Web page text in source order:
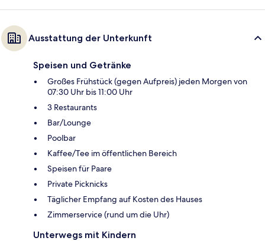
Ausstattung der Unterkunft
Speisen und Getränke
Großes Frühstück (gegen Aufpreis) jeden Morgen von
07:30 Uhr bis 11:00 Uhr
3 Restaurants
Bar/Lounge
Poolbar
Kaffee/Tee im öffentlichen Bereich
Speisen für Paare
Private Picknicks
Täglicher Empfang auf Kosten des Hauses
Zimmerservice (rund um die Uhr)
Unterwegs mit Kindern